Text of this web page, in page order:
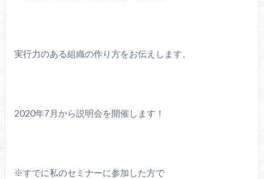
実行力のある組織の作り方をお伝えします。
2020年7月から説明会を開催します！
※すでに私のセミナーに参加した方で